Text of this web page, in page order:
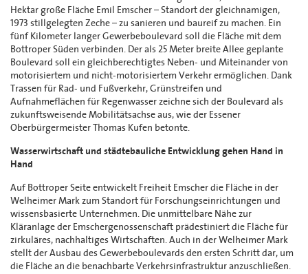
Hektar große Fläche Emil Emscher – Standort der gleichnamigen,
1973 stillgelegten Zeche – zu sanieren und baureif zu machen. Ein
fünf Kilometer langer Gewerbeboulevard soll die Fläche mit dem
Bottroper Süden verbinden. Der als 25 Meter breite Allee geplante
Boulevard soll ein gleichberechtigtes Neben- und Miteinander von
motorisiertem und nicht-motorisiertem Verkehr ermöglichen. Dank
Trassen für Rad- und Fußverkehr, Grünstreifen und
Aufnahmeflächen für Regenwasser zeichne sich der Boulevard als
zukunftsweisende Mobilitätsachse aus, wie der Essener
Oberbürgermeister Thomas Kufen betonte.
Wasserwirtschaft und städtebauliche Entwicklung gehen Hand in
Hand
Auf Bottroper Seite entwickelt Freiheit Emscher die Fläche in der
Welheimer Mark zum Standort für Forschungseinrichtungen und
wissensbasierte Unternehmen. Die unmittelbare Nähe zur
Kläranlage der Emschergenossenschaft prädestiniert die Fläche für
zirkuläres, nachhaltiges Wirtschaften. Auch in der Welheimer Mark
stellt der Ausbau des Gewerbeboulevards den ersten Schritt dar, um
die Fläche an die benachbarte Verkehrsinfrastruktur anzuschließen.